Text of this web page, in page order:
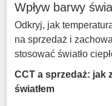
Wpływ barwy
Odkryj, jak
na sprzedaż i
stosować światło
CCT a sprzedaż: jak
światłem